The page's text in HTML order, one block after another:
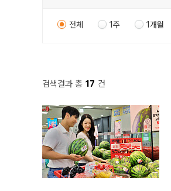
전체 1주 1개월
검색결과 총 17 건